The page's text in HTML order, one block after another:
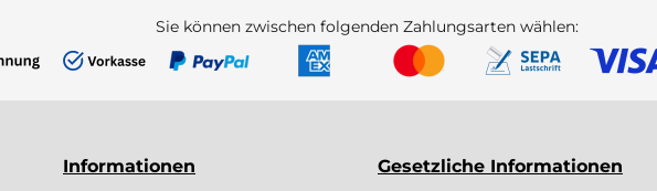
Sie können zwischen folgenden Zahlungsarten wählen:
Informationen Gesetzliche Informationen